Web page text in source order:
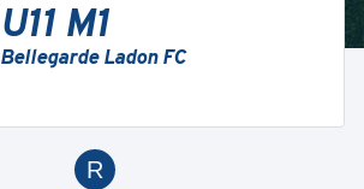
U11 M1
Bellegarde Ladon FC
R